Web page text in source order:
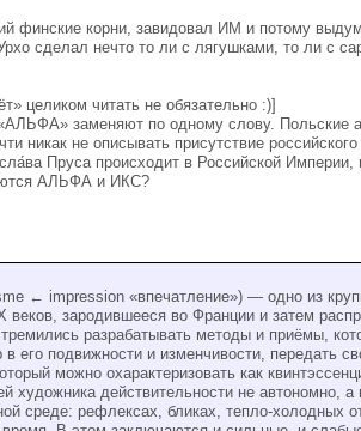
финские корни, завидовал ИМ и потому
сделал нечто то ли с лягушками, то ли с
целиком читать не обязательно :)]
заменяют по одному слову. Польские
никак не описывать присутствие
Пруса происходит в Российской
АЛЬФА и ИКС?
← impression «впечатление») — одно из
зародившееся во Франции и затем
разрабатывать методы и приёмы,
его подвижности и изменчивости, передать
можно охарактеризовать как
художника действительности не автономно,
среде: рефлексах, бликах, тепло-холодных